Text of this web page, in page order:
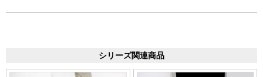
シリーズ関連商品